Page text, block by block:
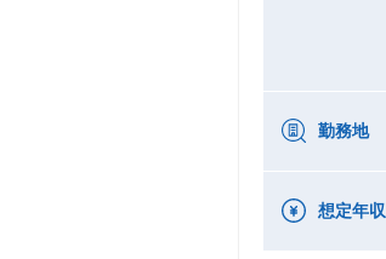
勤務地
想定年収